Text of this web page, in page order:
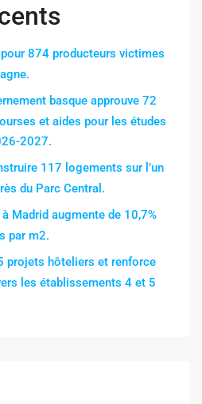
874 producteurs victimes
basque approuve 72
et aides pour les études
2027.
117 logements sur l’un
du Parc Central.
Madrid augmente de 10,7%
par m2.
projets hôteliers et renforce
les établissements 4 et 5